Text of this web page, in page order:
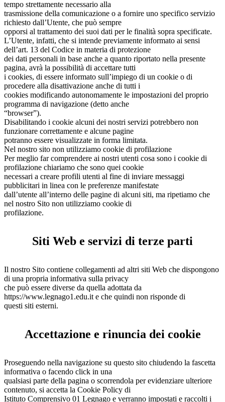
tempo strettamente necessario alla
trasmissione della comunicazione o a fornire uno specifico servizio
richiesto dall’Utente, che può sempre
opporsi al trattamento dei suoi dati per le finalità sopra specificate.
L’Utente, infatti, che si intende previamente informato ai sensi
dell’art. 13 del Codice in materia di protezione
dei dati personali in base anche a quanto riportato nella presente
pagina, avrà la possibilità di accettare tutti
i cookies, di essere informato sull’impiego di un cookie o di
procedere alla disattivazione anche di tutti i
cookies modificando autonomamente le impostazioni del proprio
programma di navigazione (detto anche
“browser”).
Disabilitando i cookie alcuni dei nostri servizi potrebbero non
funzionare correttamente e alcune pagine
potranno essere visualizzate in forma limitata.
Nel nostro sito non utilizziamo cookie di profilazione
Per meglio far comprendere ai nostri utenti cosa sono i cookie di
profilazione chiariamo che sono quei cookie
necessari a creare profili utenti al fine di inviare messaggi
pubblicitari in linea con le preferenze manifestate
dall’utente all’interno delle pagine di alcuni siti, ma ripetiamo che
nel nostro Sito non utilizziamo cookie di
profilazione.
Siti Web e servizi di terze parti
Il nostro Sito contiene collegamenti ad altri siti Web che dispongono
di una propria informativa sulla privacy
che può essere diverse da quella adottata da
https://www.legnago1.edu.it e che quindi non risponde di
questi siti esterni.
Accettazione e rinuncia dei cookie
Proseguendo nella navigazione su questo sito chiudendo la fascetta
informativa o facendo click in una
qualsiasi parte della pagina o scorrendola per evidenziare ulteriore
contenuto, si accetta la Cookie Policy di
Istituto Comprensivo 01 Legnago e verranno impostati e raccolti i